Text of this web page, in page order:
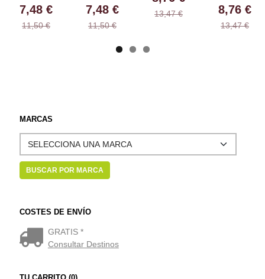
MARCAS
COSTES DE ENVÍO
GRATIS *
Consultar Destinos
7,48 €
11,50 €
7,48 €
11,50 €
13,47 € 8,76 €
13,47 €